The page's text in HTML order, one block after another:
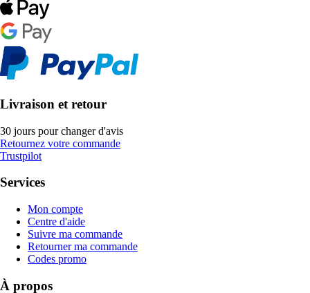
Livraison et retour
30 jours pour changer d'avis
Retournez votre commande
Trustpilot
Services
Mon compte
Centre d'aide
Suivre ma commande
Retourner ma commande
Codes promo
À propos